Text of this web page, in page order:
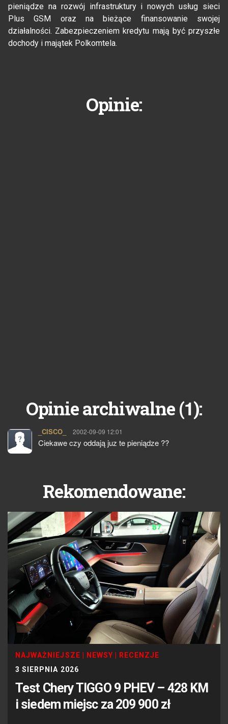
pieniądze na rozwój infrastruktury i nowych usług sieci
Plus GSM oraz na bieżące finansowanie swojej
działalności. Zabezpieczeniem kredytu mają być przyszłe
dochody i majątek Polkomtela.
Opinie:
Opinie archiwalne (1):
_CISCO_ pisze:
2002-09-09 12:01
Ciekawe czy oddają juz te pieniądze ??
Rekomendowane:
NAJWAŻNIEJSZE NEWSY
RECENZJE
3 SIERPNIA 2026
Test Chery TIGGO 9 PHEV – 428 KM
i siedem miejsc za 209 900 zł